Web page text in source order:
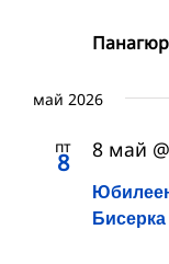
май 2026
пт
8 8 май